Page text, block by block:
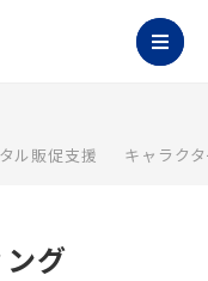
ル販促支援 キャラク
ング